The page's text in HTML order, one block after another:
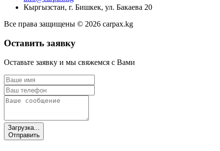
Кыргызстан, г. Бишкек, ул. Бакаева 20
Все права защищены © 2026 carpax.kg
Оставить заявку
Оставьте заявку и мы свяжемся с Вами
Загрузка...
Отправить